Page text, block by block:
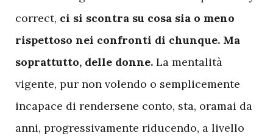
correct, ci si scontra su cosa sia o meno
rispettoso nei confronti di chunque. Ma
soprattutto, delle donne. La mentalità
vigente, pur non volendo o semplicemente
incapace di rendersene conto, sta, oramai da
anni, progressivamente riducendo, a livello